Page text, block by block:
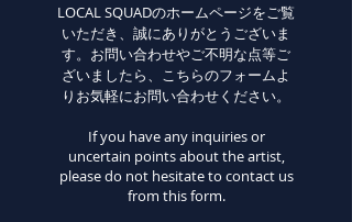
LOCAL SQUADのホームページをご覧
いただき、誠にありがとうございま
す。お問い合わせやご不明な点等ご
ざいましたら、こちらのフォームよ
りお気軽にお問い合わせください。
If you have any inquiries or
uncertain points about the artist,
please do not hesitate to contact us
from this form.